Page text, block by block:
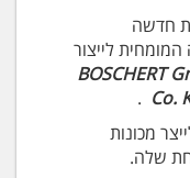
חדשה
לייצור
BOSCHERT
Co.
.
מכונות
שלה.